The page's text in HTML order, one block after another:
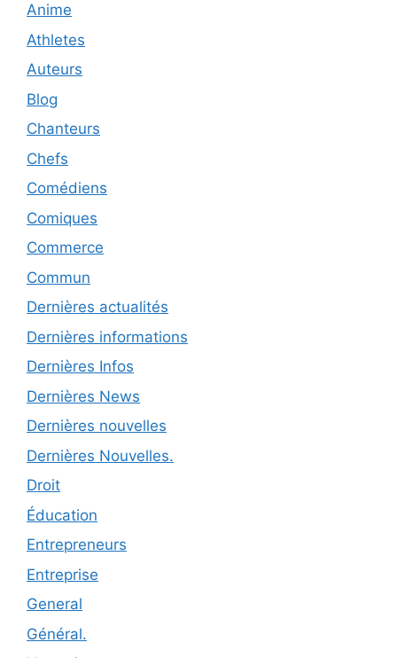
Anime
Athletes
Auteurs
Blog
Chanteurs
Chefs
Comédiens
Comiques
Commerce
Commun
Dernières actualités
Dernières informations
Dernières Infos
Dernières News
Dernières nouvelles
Dernières Nouvelles.
Droit
Éducation
Entrepreneurs
Entreprise
General
Général.